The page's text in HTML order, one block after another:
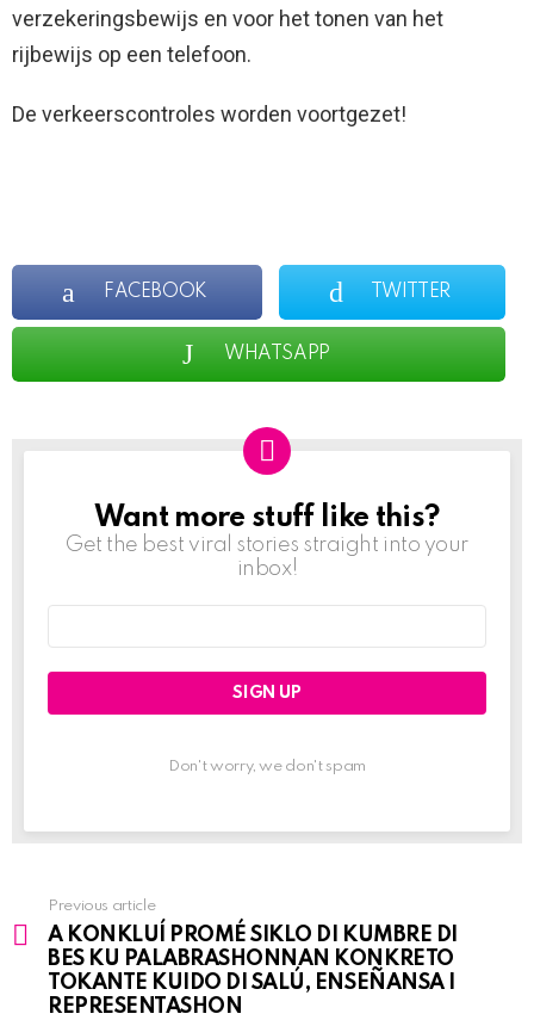
verzekeringsbewijs en voor het tonen van het
rijbewijs op een telefoon.
De verkeerscontroles worden voortgezet!
FACEBOOK TWITTER
WHATSAPP
NEWSLETTER
Want more stuff like this?
Get the best viral stories straight into your
inbox!
Don't worry, we don't spam
See
more
Previous article
A KONKLUÍ PROMÉ SIKLO DI KUMBRE DI
BES KU PALABRASHONNAN KONKRETO
TOKANTE KUIDO DI SALÚ, ENSEÑANSA I
REPRESENTASHON